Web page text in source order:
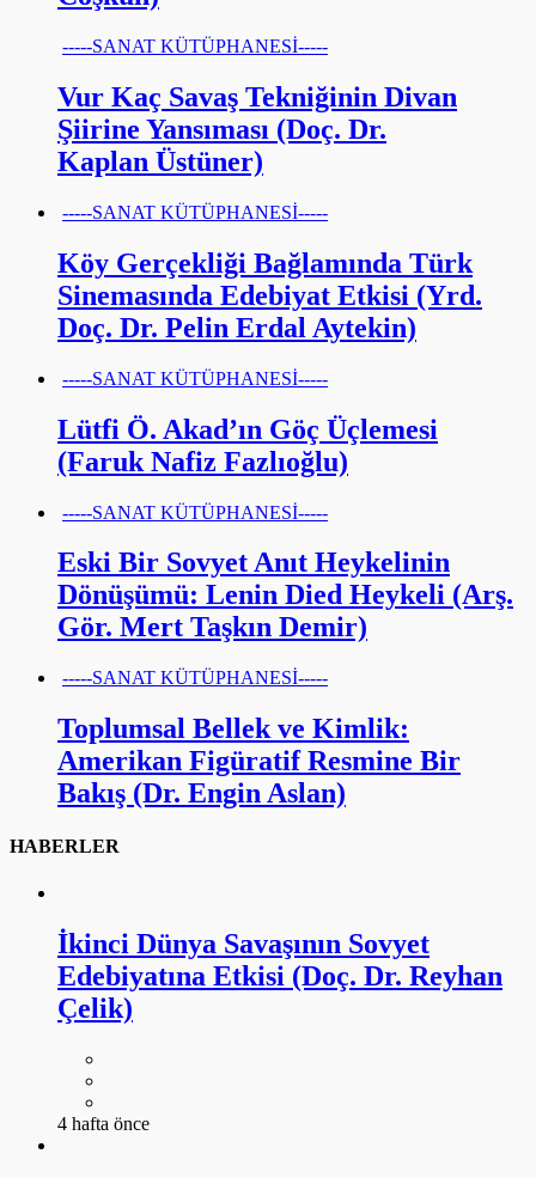
-----SANAT KÜTÜPHANESİ-----
Vur Kaç Savaş Tekniğinin Divan
Şiirine Yansıması (Doç. Dr.
Kaplan Üstüner)
-----SANAT KÜTÜPHANESİ-----
Köy Gerçekliği Bağlamında Türk
Sinemasında Edebiyat Etkisi (Yrd.
Doç. Dr. Pelin Erdal Aytekin)
-----SANAT KÜTÜPHANESİ-----
Lütfi Ö. Akad’ın Göç Üçlemesi
(Faruk Nafiz Fazlıoğlu)
-----SANAT KÜTÜPHANESİ-----
Eski Bir Sovyet Anıt Heykelinin
Dönüşümü: Lenin Died Heykeli (Arş.
Gör. Mert Taşkın Demir)
-----SANAT KÜTÜPHANESİ-----
Toplumsal Bellek ve Kimlik:
Amerikan Figüratif Resmine Bir
Bakış (Dr. Engin Aslan)
HABERLER
İkinci Dünya Savaşının Sovyet
Edebiyatına Etkisi (Doç. Dr. Reyhan
Çelik)
4 hafta önce